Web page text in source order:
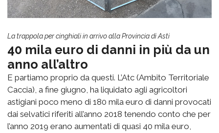
La trappola per cinghiali in arrivo alla Provincia di Asti
40 mila euro di danni in più da un
anno all’altro
E partiamo proprio da questi. L’Atc (Ambito Territoriale
Caccia), a fine giugno, ha liquidato agli agricoltori
astigiani poco meno di 180 mila euro di danni provocati
dai selvatici riferiti all’anno 2018 tenendo conto che per
l’anno 2019 erano aumentati di quasi 40 mila euro,